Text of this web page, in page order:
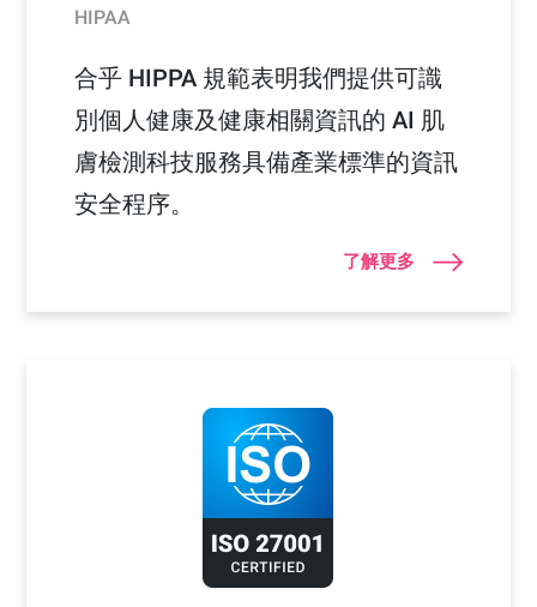
HIPAA
合乎 HIPPA 規範表明我們提供可識
別個人健康及健康相關資訊的 AI 肌
膚檢測科技服務具備產業標準的資訊
安全程序。
了解更多